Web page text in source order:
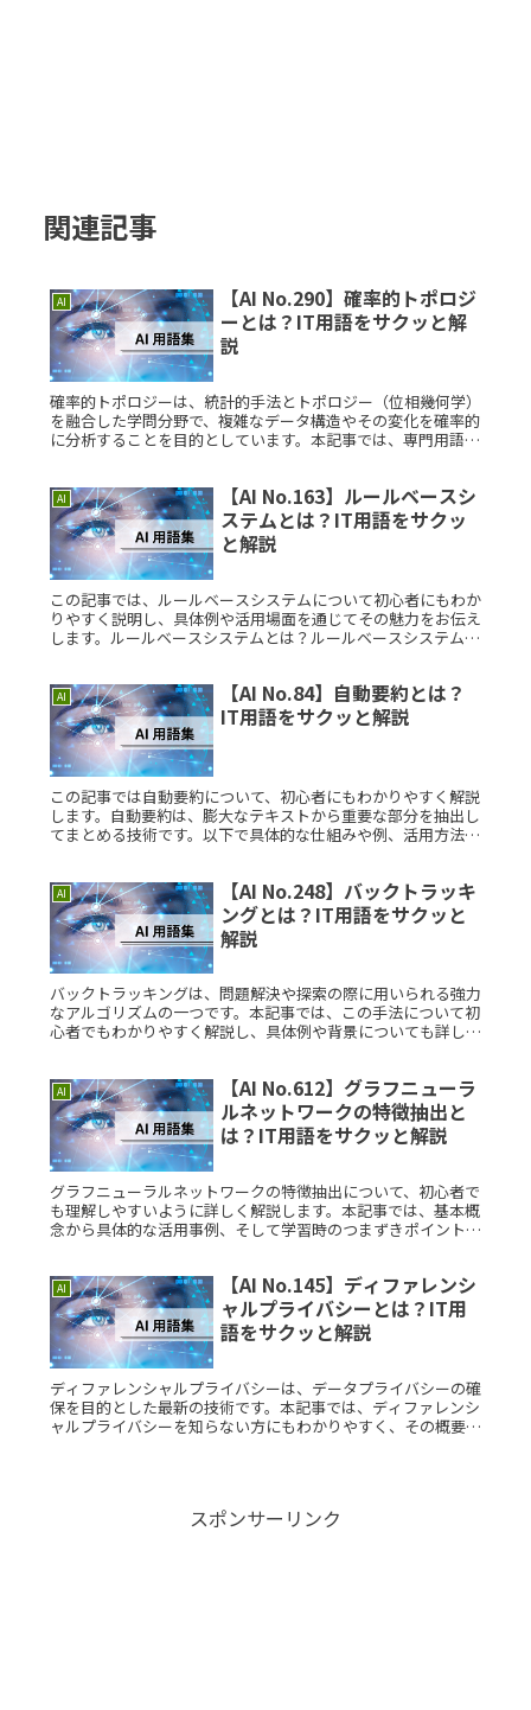
関連記事
AI
【AI No.290】確率的トポロジ
ーとは？IT用語をサクッと解
説
確率的トポロジーは、統計的手法とトポロジー（位相幾何学）
を融合した学問分野で、複雑なデータ構造やその変化を確率的
に分析することを目的としています。本記事では、専門用語に
AI
【AI No.163】ルールベースシ
ステムとは？IT用語をサクッ
と解説
この記事では、ルールベースシステムについて初心者にもわか
りやすく説明し、具体例や活用場面を通じてその魅力をお伝え
します。ルールベースシステムとは？ルールベースシステムと
AI
【AI No.84】自動要約とは？
IT用語をサクッと解説
この記事では自動要約について、初心者にもわかりやすく解説
します。自動要約は、膨大なテキストから重要な部分を抽出し
てまとめる技術です。以下で具体的な仕組みや例、活用方法な
AI
【AI No.248】バックトラッキ
ングとは？IT用語をサクッと
解説
バックトラッキングは、問題解決や探索の際に用いられる強力
なアルゴリズムの一つです。本記事では、この手法について初
心者でもわかりやすく解説し、具体例や背景についても詳しく
AI
【AI No.612】グラフニューラ
ルネットワークの特徴抽出と
は？IT用語をサクッと解説
グラフニューラルネットワークの特徴抽出について、初心者で
も理解しやすいように詳しく解説します。本記事では、基本概
念から具体的な活用事例、そして学習時のつまずきポイントま
AI
【AI No.145】ディファレンシ
ャルプライバシーとは？IT用
語をサクッと解説
ディファレンシャルプライバシーは、データプライバシーの確
保を目的とした最新の技術です。本記事では、ディファレンシ
ャルプライバシーを知らない方にもわかりやすく、その概要か
スポンサーリンク